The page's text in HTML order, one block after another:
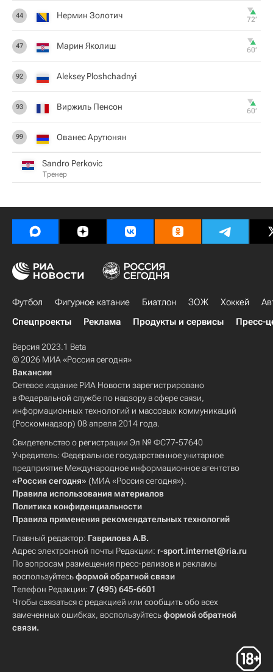
44 Нермин Золотич 72‎’‎
47 Марин Яколиш 60‎’‎
92 Aleksey Ploshchadnyi
93 Виржиль Пенсон 60‎’‎
99 Ованес Арутюнян
Sandro Perkovic
Тренер
Футбол Фигурное катание Биатлон ЗОЖ Хоккей
Спецпроекты
Реклама Продукты и сервисы Пресс-
Версия 2023.1 Beta
© 2026 МИА «Россия сегодня»
Вакансии
Сетевое издание РИА Новости зарегистрировано
в Федеральной службе по надзору в сфере связи,
информационных технологий и массовых коммуникаций
(Роскомнадзор) 08 апреля 2014 года.
Свидетельство о регистрации Эл № ФС77-57640
Учредитель: Федеральное государственное унитарное
предприятие Международное информационное агентство
«Россия сегодня» (МИА «Россия сегодня»).
Правила использования материалов
Политика конфиденциальности
Правила применения рекомендательных технологий
Главный редактор: Гаврилова А.В.
Адрес электронной почты Редакции: r-sport.internet@ria.ru
По вопросам размещения пресс-релизов и рекламы
воспользуйтесьформой обратной связи
Телефон Редакции: 7 (495) 645-6601
Чтобы связаться с редакцией или сообщить обо всех
замеченных ошибках, воспользуйтесьформой обратной
связи.